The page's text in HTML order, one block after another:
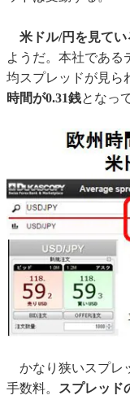
米ドル/円を見て
ようだ。本社である
均スプレッドが見ら
時間が0.31銭となっ
かなり狭いスプレ
手数料。
スプレッド